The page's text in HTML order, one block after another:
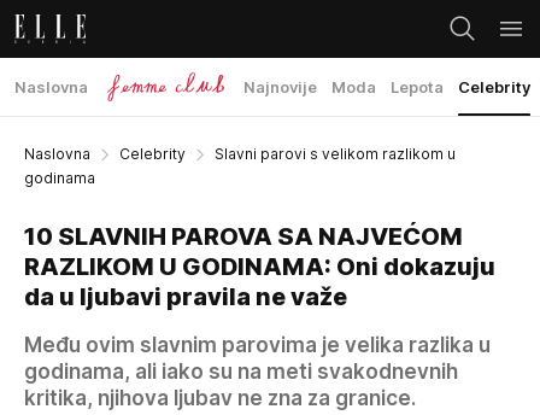
Naslovna Najnovije Moda Lepota Celebrity
Naslovna Celebrity
Slavni parovi s velikom razlikom u
godinama
10 SLAVNIH PAROVA SA NAJVEĆOM
RAZLIKOM U GODINAMA: Oni dokazuju
da u ljubavi pravila ne važe
Među ovim slavnim parovima je velika razlika u
godinama, ali iako su na meti svakodnevnih
kritika, njihova ljubav ne zna za granice.